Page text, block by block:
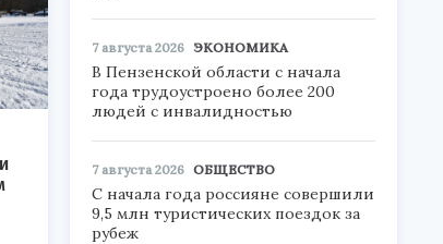
7 августа 2026 ЭКОНОМИКА
В Пензенской области с начала
года трудоустроено более 200
людей с инвалидностью
7 августа 2026 ОБЩЕСТВО
С начала года россияне совершили
9,5 млн туристических поездок за
рубеж